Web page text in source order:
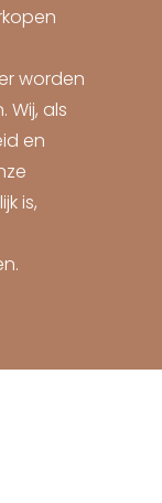
worden
als
en
is,